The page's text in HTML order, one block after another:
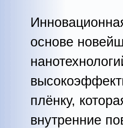
основе
плёнку,
внутренние